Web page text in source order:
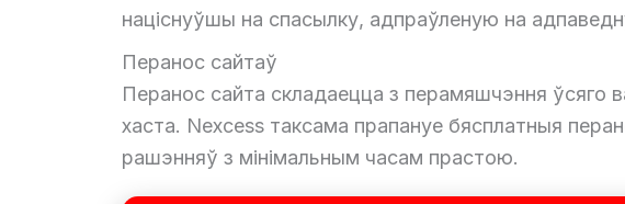
націснуўшы на спасылку, адпраўленую на
Перанос сайтаў
Перанос сайта складаецца з перамяшчэння ўсяго
хаста. Nexcess таксама прапануе бясплатныя
рашэнняў з мінімальным часам прастою.